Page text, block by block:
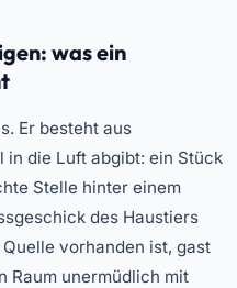
was ein
Er besteht aus
in die Luft abgibt: ein Stück
Stelle hinter einem
des Haustiers
vorhanden ist, gast
Raum unermüdlich mit